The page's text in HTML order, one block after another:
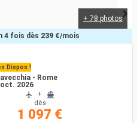
+ 78 photos
Dispos !
- Rome
2026
+
dès
1 097 €
4 fois dès 239 €/mois
Compagnies